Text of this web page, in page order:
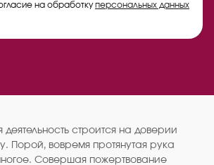
на обработкуперсональных данных
деятельность строится на доверии
Порой, вовремя протянутая рука
Совершая пожертвование